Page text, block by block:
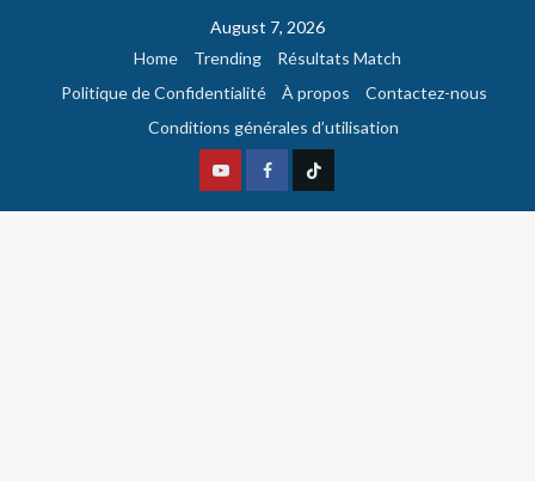
August 7, 2026
Home
Trending
Résultats Match
Politique de Confidentialité
À propos
Contactez-nous
Conditions générales d’utilisation